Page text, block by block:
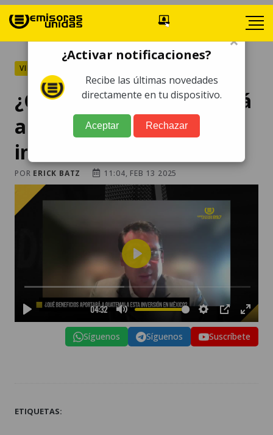
VIDEOS
¿Qué beneficios aportará
a Guatemala está
inversión en México?
POR ERICK BATZ 11:04, FEB 13 2025
Síguenos Síguenos Suscríbete
ETIQUETAS:
×
¿Activar notificaciones?
Recibe las últimas novedades
directamente en tu dispositivo.
Aceptar Rechazar